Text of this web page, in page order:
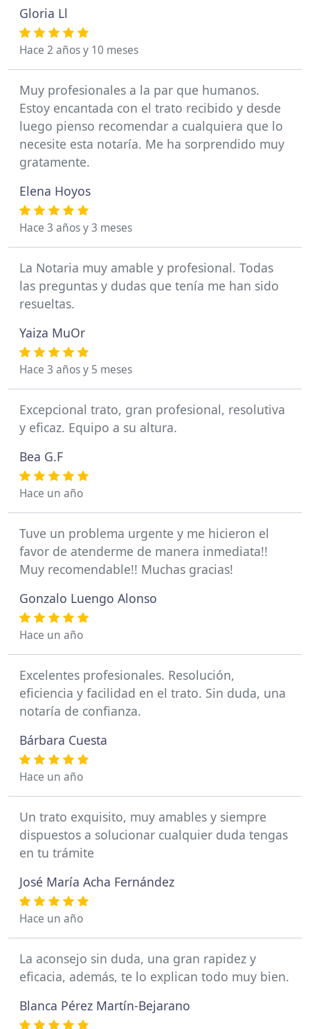
Gloria Ll
Hace 2 años y 10 meses
Muy profesionales a la par que humanos.
Estoy encantada con el trato recibido y desde
luego pienso recomendar a cualquiera que lo
necesite esta notaría. Me ha sorprendido muy
gratamente.
Elena Hoyos
Hace 3 años y 3 meses
La Notaria muy amable y profesional. Todas
las preguntas y dudas que tenía me han sido
resueltas.
Yaiza MuOr
Hace 3 años y 5 meses
Excepcional trato, gran profesional, resolutiva
y eficaz. Equipo a su altura.
Bea G.F
Hace un año
Tuve un problema urgente y me hicieron el
favor de atenderme de manera inmediata!!
Muy recomendable!! Muchas gracias!
Gonzalo Luengo Alonso
Hace un año
Excelentes profesionales. Resolución,
eficiencia y facilidad en el trato. Sin duda, una
notaría de confianza.
Bárbara Cuesta
Hace un año
Un trato exquisito, muy amables y siempre
dispuestos a solucionar cualquier duda tengas
en tu trámite
José María Acha Fernández
Hace un año
La aconsejo sin duda, una gran rapidez y
eficacia, además, te lo explican todo muy bien.
Blanca Pérez Martín-Bejarano